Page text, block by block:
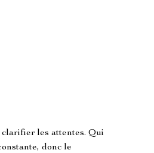
les attentes. Qui
donc le